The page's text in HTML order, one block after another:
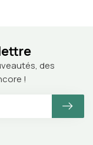
des
!